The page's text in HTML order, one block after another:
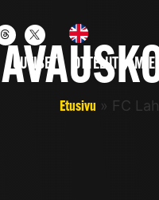
UUTISET OTTELUT
Etusivu » FC